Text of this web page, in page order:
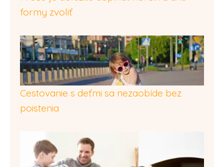
formy zvoliť
Cestovanie s deťmi sa nezaobíde bez
poistenia